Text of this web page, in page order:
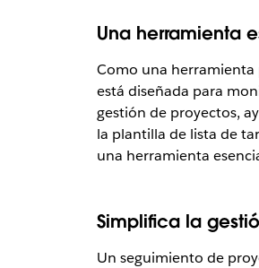
Una herramienta
Como una
está diseñada para
gestión de proyectos,
la plantilla de lista de
una herramienta
Simplifica la
Un seguimiento de